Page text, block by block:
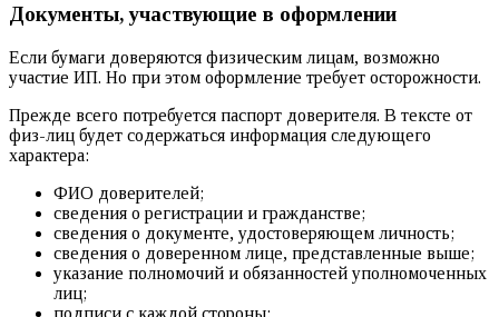
Документы, участвующие в оформлении
Если бумаги доверяются физическим лицам, возможно
участие ИП. Но при этом оформление требует осторожности.
Прежде всего потребуется паспорт доверителя. В тексте от
физ-лиц будет содержаться информация следующего
характера:
ФИО доверителей;
сведения о регистрации и гражданстве;
сведения о документе, удостоверяющем личность;
сведения о доверенном лице, представленные выше;
указание полномочий и обязанностей уполномоченных
лиц;
подписи с каждой стороны;